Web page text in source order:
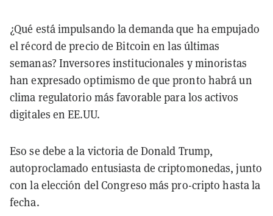
¿Qué está impulsando la demanda que ha empujado
el récord de precio de Bitcoin en las últimas
semanas? Inversores institucionales y minoristas
han expresado optimismo de que pronto habrá un
clima regulatorio más favorable para los activos
digitales en EE.UU.
Eso se debe a la victoria de Donald Trump,
autoproclamado entusiasta de criptomonedas, junto
con la elección del Congreso más pro-cripto hasta la
fecha.